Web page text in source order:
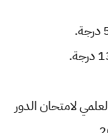
لامتحان الدور